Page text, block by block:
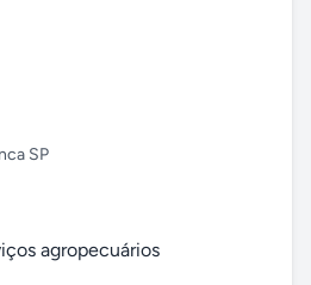
SP
agropecuários